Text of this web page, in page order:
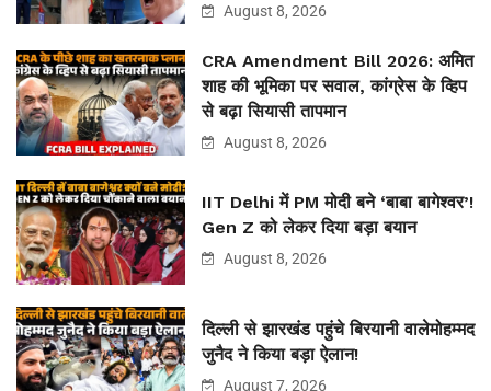
August 8, 2026
CRA Amendment Bill 2026: अमित
शाह की भूमिका पर सवाल, कांग्रेस के व्हिप
से बढ़ा सियासी तापमान
August 8, 2026
IIT Delhi में PM मोदी बने ‘बाबा बागेश्वर’!
Gen Z को लेकर दिया बड़ा बयान
August 8, 2026
दिल्ली से झारखंड पहुंचे बिरयानी वालेमोहम्मद
जुनैद ने किया बड़ा ऐलान!
August 7, 2026